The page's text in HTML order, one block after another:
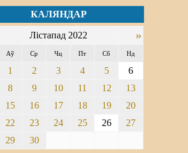
КАЛЯНДАР
Лістапад 2022 »
Аў Ср Чц Пт Сб Нд
1 2 3 4 5
6
8 9 10 11 12
13
15 16 17 18 19
20
22 23 24 25 26
27
29 30